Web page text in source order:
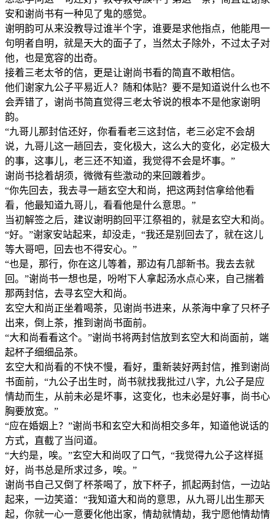
安和谢尚书有一种见了鬼的感觉。
谢明韵可从来没教导过谁半个字，谁要是求他指点，他能甩一
句明者自明，就是天大的面子了，当然太子除外，不过太子对
他，也是宽容的出奇。
接着三老太爷的信，更是让谢尚书看的简直不敢相信。
他们谢家九公子平易近人？随和体贴？要不是知道说什么也不
会弄错了，谢尚书简直觉得三老太爷说的根本不是他家谢明
韵。
“九哥儿那封信还好，你看看老三这封信，老三必定不会胡
说，九哥儿这一趟回去，变化极大，这么大的变化，必定极大
的事，这事儿，老三还不知道，我觉得不会是坏事。”
谢尚书捻着胡须，微微有些激动的来回踱着步。
“你先回去，我去寻一趟玄空大和尚，把这两封信拿给他看
看，他最知道九哥儿，看看他是什么意思。”
当初解签之后，建议谢明韵回平江祭祖的，就是玄空大和尚。
“好。”谢家安站起来，却没走，“我还是别回去了，就在这儿
等大哥吧，回去也不得安心。”
“也是，那行，你在这儿等着，那边有几部新书。我去去就
回。”谢尚书一想也是，吩咐下人拿起汤水点心来，自己揣着
那两封信，去寻玄空大和尚。
玄空大和尚正坐着喝茶，见谢尚书进来，从茶海中拿了只杯子
出来，倒上茶，推到谢尚书面前。
“大和尚看看这个。”谢尚书将两封信放到玄空大和尚面前，端
起杯子细细品茶。
玄空大和尚看的不快不慢，看好，重新装好两封信，推到谢尚
书面前，“九公子出生时，尚书就找我批过八字，九公子是应
情劫而生，从前未必是坏事，这变化，也未必是好事，尚书心
胸要放宽。”
“应在婚姻上？”谢尚书和玄空大和尚相交多年，知道他说话的
方式，直截了当问道。
“大约是，唉。”玄空大和尚叹了口气，“我觉得九公子这样挺
好，尚书总是所求过多，唉。”
谢尚书自己又倒了杯茶喝了，放下杯子，抓起两封信，一边站
起来，一边笑道：“我知道大和尚的意思，从九哥儿出生那天
起，你就一心一意要化他出家，情劫就情劫，我宁愿他情劫情